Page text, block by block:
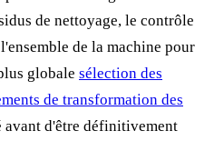
de nettoyage, le contrôle
de la machine pour
globale sélection des
de transformation des
avant d'être définitivement